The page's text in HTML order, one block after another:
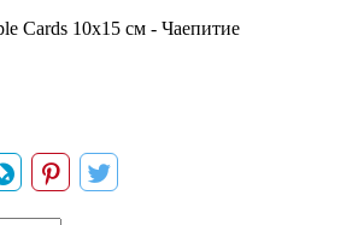
Cards 10х15 см - Чаепитие